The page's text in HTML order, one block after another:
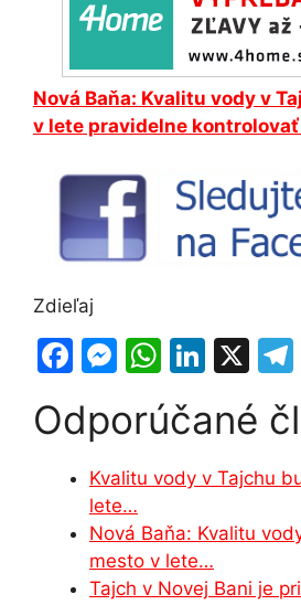
Nová Baňa: Kvalitu vody v
v lete pravidelne kontrolovať
Zdieľaj
F
c
e
b
o
o
M
s
s
e
n
g
W
at
A
p
p
Li
k
e
dI
n
X
Odporúčané
Kvalitu vody v Tajchu
lete…
Nová Baňa: Kvalitu
mesto v lete…
Tajch v Novej Bani je